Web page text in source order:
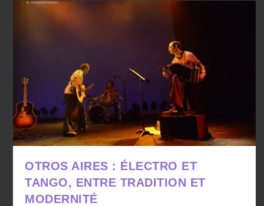
OTROS AIRES : ÉLECTRO ET
TANGO, ENTRE TRADITION ET
MODERNITÉ